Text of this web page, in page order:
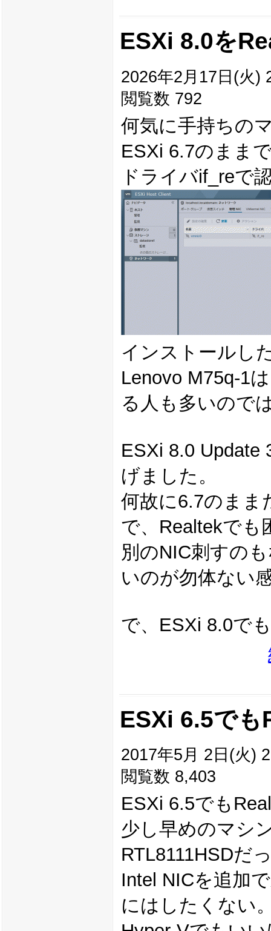
ESXi 8.0を
2026年2月17日(火)
閲覧数 792
何気に手持ちの
ESXi 6.7のまま
ドライバif_reで
インストールし
Lenovo M75q-1
る人も多いので
ESXi 8.0 Update
げました。
何故に6.7のまま
で、Realtekでも
別のNIC刺すの
いのが勿体ない
で、ESXi 8.0で
ESXi 6.5で
2017年5月 2日(火)
閲覧数 8,403
ESXi 6.5でも
少し早めのマシ
RTL8111HSDだ
Intel NICを追加
にはしたくない